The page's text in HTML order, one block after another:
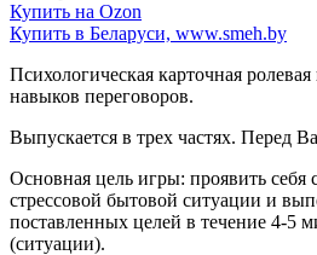
Купить на Ozon
Купить в Беларуси, www.smeh.by
Психологическая карточная
навыков переговоров.
Выпускается в трех частях. Перед
Основная цель игры: проявить себя
стрессовой бытовой ситуации и
поставленных целей в течение 4-5
(ситуации).